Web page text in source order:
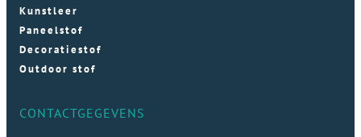
Kunstleer
Paneelstof
Decoratiestof
Outdoor stof
CONTACTGEGEVENS